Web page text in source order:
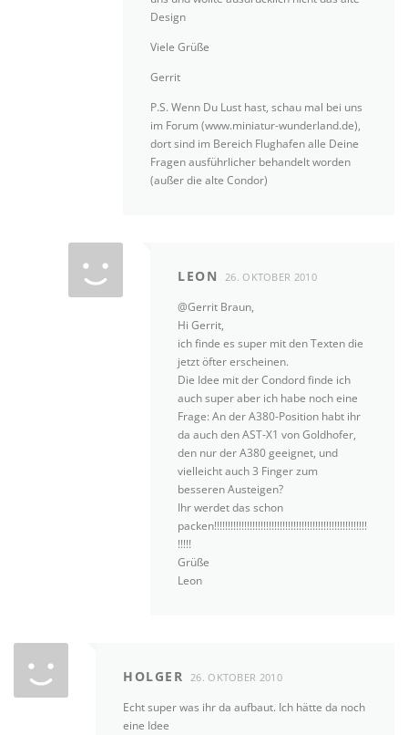
Design
Viele Grüße
Gerrit
P.S. Wenn Du Lust hast, schau mal bei uns
im Forum (www.miniatur-wunderland.de),
dort sind im Bereich Flughafen alle Deine
Fragen ausführlicher behandelt worden
(außer die alte Condor)
LEON 26. OKTOBER 2010
@Gerrit Braun,
Hi Gerrit,
ich finde es super mit den Texten die
jetzt öfter erscheinen.
Die Idee mit der Condord finde ich
auch super aber ich habe noch eine
Frage: An der A380-Position habt ihr
da auch den AST-X1 von Goldhofer,
den nur der A380 geeignet, und
vielleicht auch 3 Finger zum
besseren Austeigen?
Ihr werdet das schon
packen!!!!!!!!!!!!!!!!!!!!!!!!!!!!!!!!!!!!!!!!!!!!!!!!!!!!!!!!
!!!!!
Grüße
Leon
HOLGER 26. OKTOBER 2010
Echt super was ihr da aufbaut. Ich hätte da noch
eine Idee